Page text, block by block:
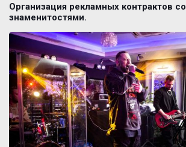
Организация рекламных контрактов со
знаменитостями.